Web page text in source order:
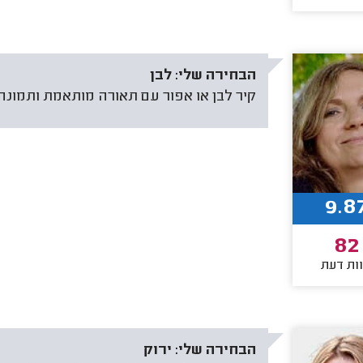
הבחירה שלי:לבן
קיר לבן או אפור עם תאורה מותאמת
82
דעת
הבחירה שלי: ירוק